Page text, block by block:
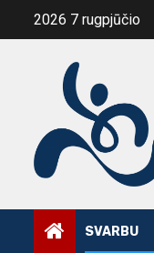
2026 7 rugpjūčio
SVARBU